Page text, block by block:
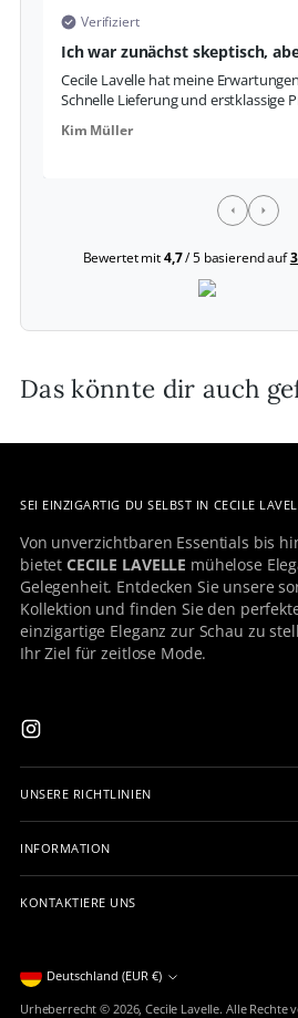
Verifiziert
Ich war zunächst skeptisch,
Cecile Lavelle hat meine
Schnelle Lieferung und erstklassige
Kim Müller
Bewertet mit4,7/ 5 basierend auf
Das könnte dir auch
SEI EINZIGARTIG DU SELBST IN CECILE
Von unverzichtbaren Essentials bis
bietetCECILE LAVELLE mühelose
Gelegenheit. Entdecken Sie unsere
Kollektion und finden Sie den
einzigartige Eleganz zur Schau zu
Ihr Ziel für zeitlose Mode.
UNSERE RICHTLINIEN
INFORMATION
KONTAKTIERE UNS
Währung Deutschland (EUR €)
Urheberrecht © 2026,Cecile Lavelle. Alle Rechte